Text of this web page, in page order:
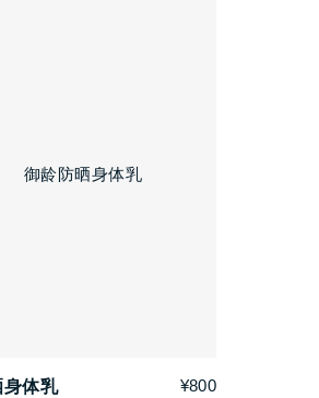
身体乳 ¥800